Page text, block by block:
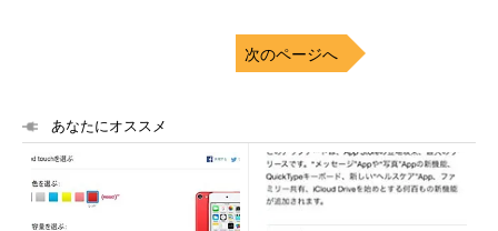
次のページへ
あなたにオススメ